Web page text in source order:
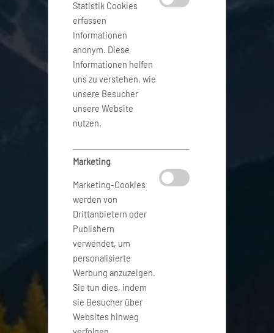
Statistik Cookies
erfassen
Informationen
anonym. Diese
Informationen helfen
uns zu verstehen, wie
unsere Besucher
unsere Website
nutzen.
Marketing
Marketing-Cookies
werden von
Drittanbietern oder
Publishern
verwendet, um
personalisierte
Werbung anzuzeigen.
Sie tun dies, indem
sie Besucher über
Websites hinweg